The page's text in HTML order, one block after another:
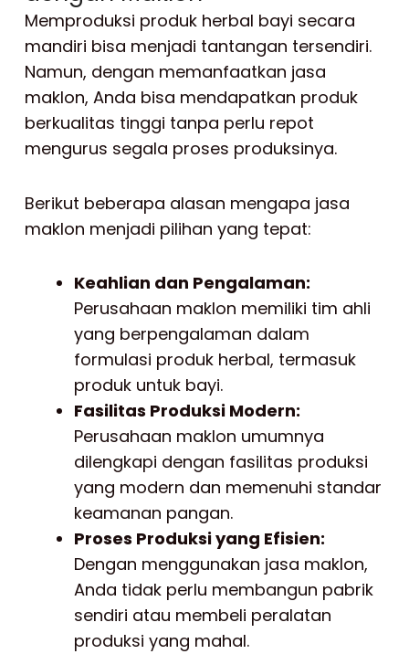
Memproduksi produk herbal bayi secara
mandiri bisa menjadi tantangan tersendiri.
Namun, dengan memanfaatkan jasa
maklon, Anda bisa mendapatkan produk
berkualitas tinggi tanpa perlu repot
mengurus segala proses produksinya.
Berikut beberapa alasan mengapa jasa
maklon menjadi pilihan yang tepat:
Keahlian dan Pengalaman:
Perusahaan maklon memiliki tim ahli
yang berpengalaman dalam
formulasi produk herbal, termasuk
produk untuk bayi.
Fasilitas Produksi Modern:
Perusahaan maklon umumnya
dilengkapi dengan fasilitas produksi
yang modern dan memenuhi standar
keamanan pangan.
Proses Produksi yang Efisien:
Dengan menggunakan jasa maklon,
Anda tidak perlu membangun pabrik
sendiri atau membeli peralatan
produksi yang mahal.